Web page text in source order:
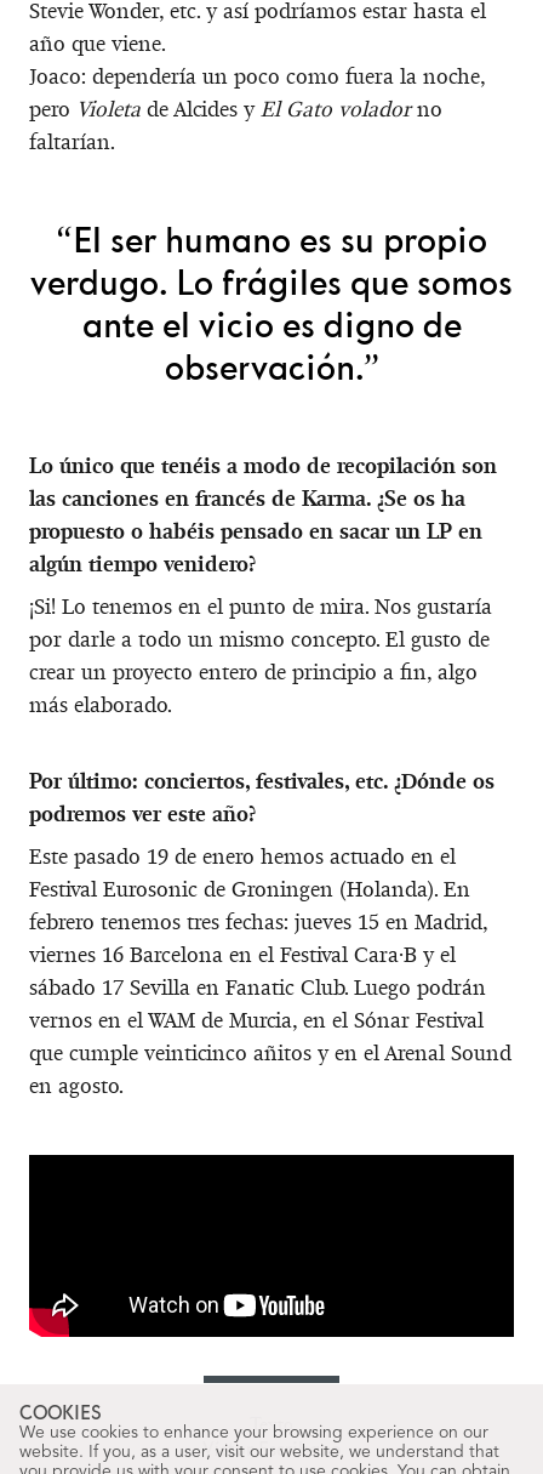
Stevie Wonder, etc. y así podríamos estar hasta el
año que viene.
Joaco: dependería un poco como fuera la noche,
pero Violeta de Alcides yEl Gato voladorno
faltarían.
“El ser humano es su propio
verdugo. Lo frágiles que somos
ante el vicio es digno de
observación.”
Lo único que tenéis a modo de recopilación son
las canciones en francés de Karma. ¿Se os ha
propuesto o habéis pensado en sacar un LP en
algún tiempo venidero?
¡Si! Lo tenemos en el punto de mira. Nos gustaría
por darle a todo un mismo concepto. El gusto de
crear un proyecto entero de principio a fin, algo
más elaborado.
Por último: conciertos, festivales, etc. ¿Dónde os
podremos ver este año?
Este pasado 19 de enero hemos actuado en el
Festival Eurosonic de Groningen (Holanda). En
febrero tenemos tres fechas: jueves 15 en Madrid,
viernes 16 Barcelona en el Festival Cara·B y el
sábado 17 Sevilla en Fanatic Club. Luego podrán
vernos en el WAM de Murcia, en el Sónar Festival
que cumple veinticinco añitos y en el Arenal Sound
en agosto.
Texto
Víctor Escribano
COOKIES
We use cookies to enhance your browsing experience on our
website. If you, as a user, visit our website, we understand that